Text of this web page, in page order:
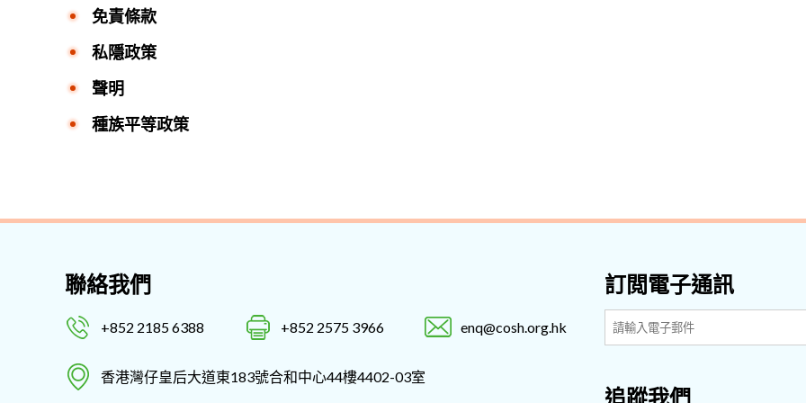
免責條款
私隱政策
聲明
種族平等政策
聯絡我們
+852 2185 6388 +852 2575 3966 enq@cosh.org.hk
香港灣仔皇后大道東183號合和中心44樓4402-03室
訂閲電子通訊
追蹤我們